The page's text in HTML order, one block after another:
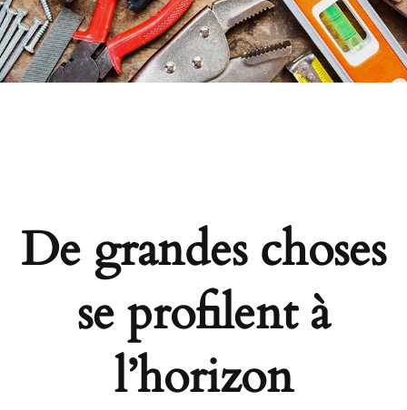
De grandes choses
se profilent à
l’horizon